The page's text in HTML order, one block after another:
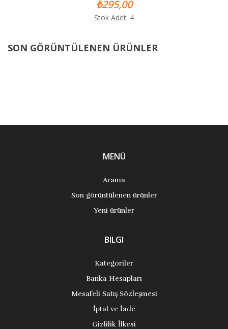
₺295,00
Stok Adet: 4
SON GÖRÜNTÜLENEN ÜRÜNLER
MENÜ
Arama
Son görüntülenen ürünler
Yeni ürünler
BILGI
Kategoriler
Banka Hesapları
Mesafeli Satış Sözleşmesi
İptal ve İade
Gizlilik İlkesi